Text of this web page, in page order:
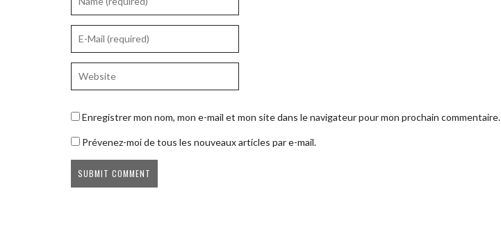
Enregistrer mon nom, mon e-mail et mon site dans le navigateur pour mon prochain commentaire.
Prévenez-moi de tous les nouveaux articles par e-mail.